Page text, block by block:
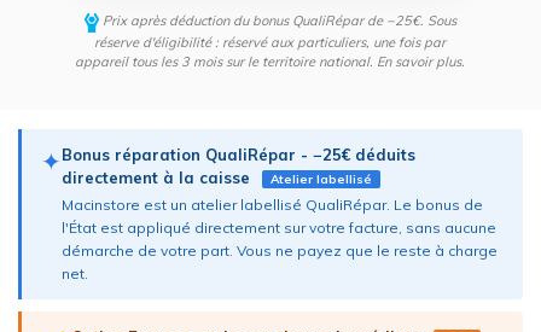
Prix après déduction du bonus QualiRépar de −25€. Sous
réserve d'éligibilité : réservé aux particuliers, une fois par
appareil tous les 3 mois sur le territoire national. En savoir plus.
✦Bonus réparation QualiRépar - −25€ déduits
directement à la caisse
Atelier labellisé
Macinstore est un atelier labellisé QualiRépar. Le bonus de
l'État est appliqué directement sur votre facture, sans aucune
démarche de votre part. Vous ne payez que le reste à charge
net.